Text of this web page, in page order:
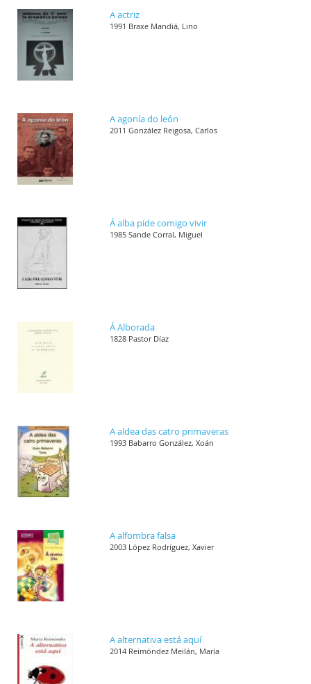
A actriz
1991 Braxe Mandiá, Lino
A agonía do león
2011 González Reigosa, Carlos
Á alba pide comigo vivir
1985 Sande Corral, Miguel
Á Alborada
1828 Pastor Díaz
A aldea das catro primaveras
1993 Babarro González, Xoán
A alfombra falsa
2003 López Rodríguez, Xavier
A alternativa está aquí
2014 Reimóndez Meilán, María